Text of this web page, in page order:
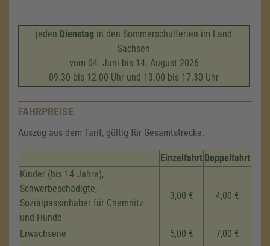
jeden Dienstag in den Sommerschulferien im Land
Sachsen
vom 04. Juni bis 14. August 2026
09.30 bis 12.00 Uhr und 13.00 bis 17.30 Uhr
FAHRPREISE
Auszug aus dem Tarif, gültig für Gesamtstrecke.
Einzelfahrt Doppelfahrt
Kinder (bis 14 Jahre),
Schwerbeschädigte,
Sozialpassinhaber für Chemnitz
und Hunde
3,00 € 4,00 €
Erwachsene 5,00 €
7,00 €